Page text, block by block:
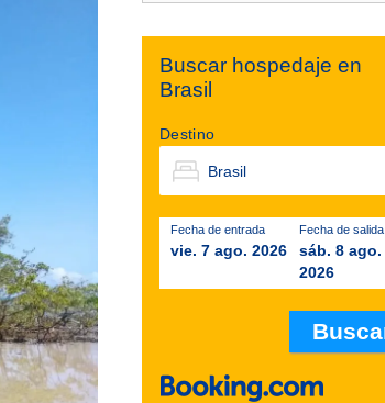
Buscar hospedaje en
Brasil
Destino
Fecha de entrada
vie. 7 ago. 2026
Fecha de salida
sáb. 8 ago.
2026